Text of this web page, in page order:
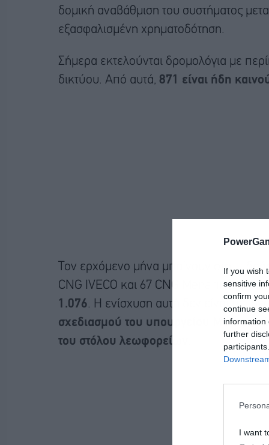
If you wish
sensitive
confirm
continue
information
further
I want
δομική αναβάθμιση του συστήματος
εξασφαλισμένη χρηματοδότηση.
Σήμερα εκτελούνται δρομολόγια με
δικτύου. Από αυτά, 871 είναι ήδη
Τον ερχόμενο μήνα μπαίνουν στη…
CNG IVECO και 67 CNG Menarini),
1.076. Η ενίσχυση αυτή δεν είναι
σχεδιασμού του υπουργείου
του στόλου λεωφορείων